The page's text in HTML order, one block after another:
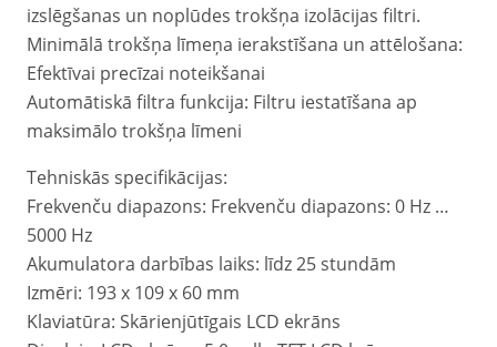
izslēgšanas un noplūdes trokšņa izolācijas filtri.
Minimālā trokšņa līmeņa ierakstīšana un attēlošana:
Efektīvai precīzai noteikšanai
Automātiskā filtra funkcija: Filtru iestatīšana ap
maksimālo trokšņa līmeni
Tehniskās specifikācijas:
Frekvenču diapazons: Frekvenču diapazons: 0 Hz …
5000 Hz
Akumulatora darbības laiks: līdz 25 stundām
Izmēri: 193 x 109 x 60 mm
Klaviatūra: Skārienjūtīgais LCD ekrāns